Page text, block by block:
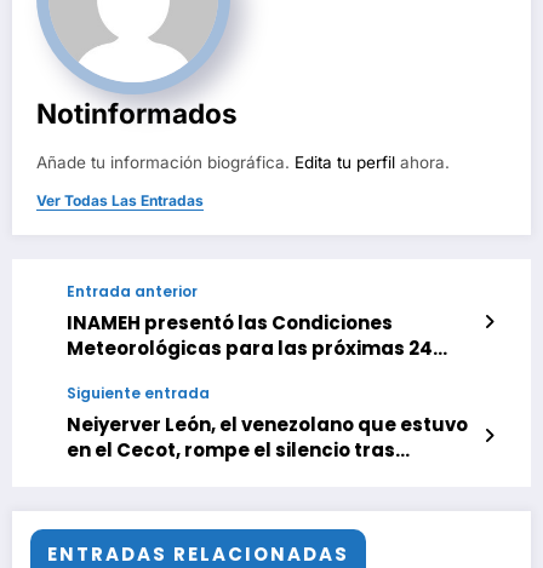
Notinformados
Añade tu información biográfica. Edita tu perfil ahora.
Ver Todas Las Entradas
Entrada anterior
INAMEH presentó las Condiciones
Meteorológicas para las próximas 24
Siguiente entrada
Neiyerver León, el venezolano que estuvo
en el Cecot, rompe el silencio tras
ENTRADAS RELACIONADAS